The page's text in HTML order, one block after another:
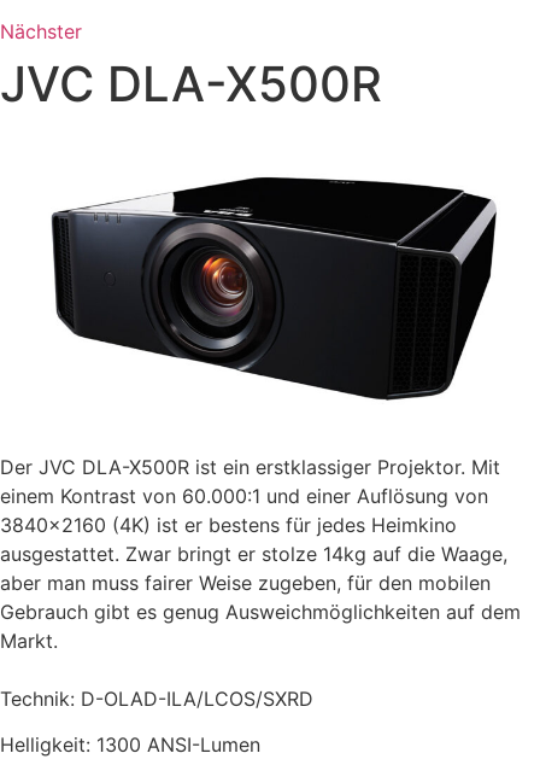
Nächster
JVC DLA-X500R
Der JVC DLA-X500R ist ein erstklassiger Projektor. Mit
einem Kontrast von 60.000:1 und einer Auflösung von
3840×2160 (4K) ist er bestens für jedes Heimkino
ausgestattet. Zwar bringt er stolze 14kg auf die Waage,
aber man muss fairer Weise zugeben, für den mobilen
Gebrauch gibt es genug Ausweichmöglichkeiten auf dem
Markt.
Technik: D-OLAD-ILA/LCOS/SXRD
Helligkeit: 1300 ANSI-Lumen